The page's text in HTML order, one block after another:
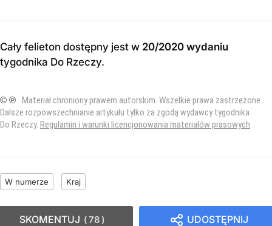
Cały felieton dostępny jest w 20/2020 wydaniu
tygodnika Do Rzeczy.
© ℗ Materiał chroniony prawem autorskim. Wszelkie prawa zastrzeżone.
Dalsze rozpowszechnianie artykułu tylko za zgodą wydawcy tygodnika
Do Rzeczy. Regulamin i warunki licencjonowania materiałów prasowych
W numerze Kraj
UDOSTĘPNIJ
SKOMENTUJ 78